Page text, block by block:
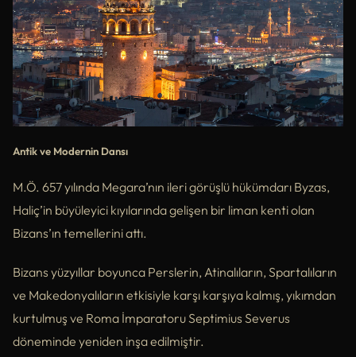
Antik ve Modernin Dansı
M.Ö. 657 yılında Megara’nın ileri görüşlü hükümdarı Byzas,
Haliç’in büyüleyici kıyılarında gelişen bir liman kenti olan
Bizans’ın temellerini attı.
Bizans yüzyıllar boyunca Perslerin, Atinalıların, Spartalıların
ve Makedonyalıların etkisiyle karşı karşıya kalmış, yıkımdan
kurtulmuş ve Roma İmparatoru Septimius Severus
döneminde yeniden inşa edilmiştir.